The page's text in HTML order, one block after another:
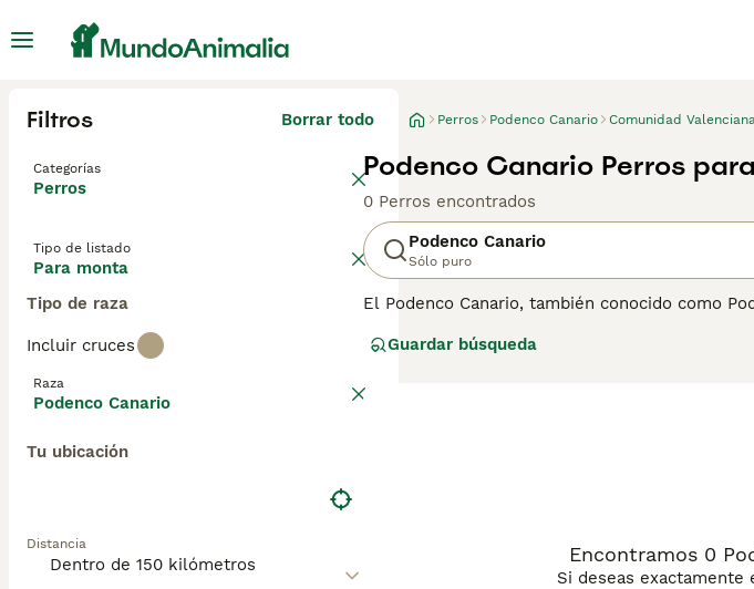
Filtros Borrar todo
Categorías
Perros
Tipo de listado
Para monta
Tipo de raza
Incluir cruces
Raza
Podenco Canario
Tu ubicación
Distancia
Perros Podenco Canario Comunidad
Podenco Canario Perros
0 Perros encontrados
Podenco Canario
Sólo puro
El Podenco Canario, también conocido como Podenco de Gran Canaria o Podenco de Canarias, es una raza de perro originaria de las Islas
mediano, con un cuerpo ágil y un pelaje corto
familia. Su capacidad para adaptarse a
Guardar búsqueda
Encontramos 0
Si deseas exactamente